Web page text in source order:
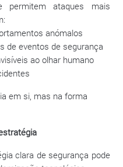
permitem ataques mais
anómalos
de eventos de segurança
ao olhar humano
em si, mas na forma
clara de segurança pode